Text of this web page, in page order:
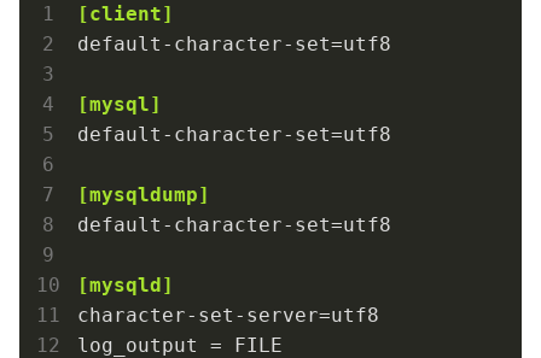
[client]
default-character-set
[mysql]
default-character-set
[mysqldump]
default-character-set
[mysqld]
character-set-server
log_output